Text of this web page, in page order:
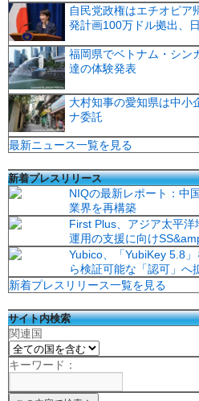
自民党政権はエチオピア
発計画100万ドル拠出、
福岡県でベトナム・シン
達の体験発表
大村知事の愛知県は中小
ナ委託
最新ニュース一覧を見る
新着プレスリリース
NIQの最新レポート：中
業界を再構築
First Plus、アジア太平
運用の支援に向け
Yubico、「YubiKey 5.8
ら検証可能な「認可」へ
新着プレスリリース一覧を見る
サイト内検索
関連国
キーワード：